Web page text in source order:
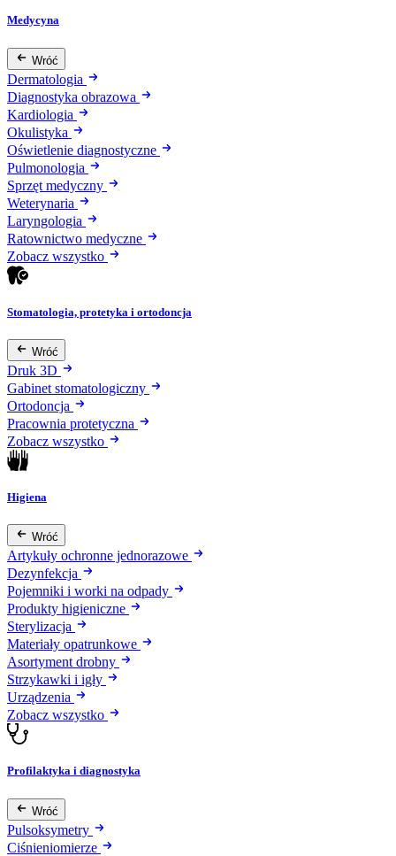
Medycyna
Wróć
Dermatologia
Diagnostyka obrazowa
Kardiologia
Okulistyka
Oświetlenie diagnostyczne
Pulmonologia
Sprzęt medyczny
Weterynaria
Laryngologia
Ratownictwo medyczne
Zobacz wszystko
Stomatologia, protetyka i ortodoncja
Wróć
Druk 3D
Gabinet stomatologiczny
Ortodoncja
Pracownia protetyczna
Zobacz wszystko
Higiena
Wróć
Artykuły ochronne jednorazowe
Dezynfekcja
Pojemniki i worki na odpady
Produkty higieniczne
Sterylizacja
Materiały opatrunkowe
Asortyment drobny
Strzykawki i igły
Urządzenia
Zobacz wszystko
Profilaktyka i diagnostyka
Wróć
Pulsoksymetry
Ciśnieniomierze